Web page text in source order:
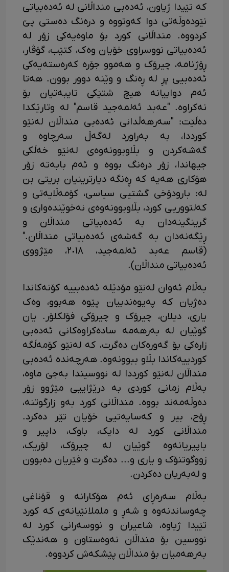
کە تێیدا ژیاون، ئەدەبی منداڵانی لە ئەدەبیاتی
نێودەوڵەتی دوا کەوتووە و درەنگ دەستی پێ
کردووە. منداڵانی کورد بۆ ماوەیەکی زۆر لە
ئەدەبیاتی نووسراوی خۆیان وەک، کتێب، گۆڤار،
ڕۆژنامە، چیرۆک و هەموو جۆرە کەرەستەیەکی
ئەدەبیی پڕ لە ڕەنگ و وێنە دوور بوون. هەتا
ئەم دواییانە هیچ شتێکی تایبەتیان بۆ
نەکراوە. "عەبد ئەلمەجید قاسم" لە وتارێکدا
دەڵێت: "سەرهەڵدانی ئەدەبی منداڵان لەنێو
کورددا، بە بەراورد لەگەڵ سەرچاوە و
گەشەکردن و بڵاوبوونەوەی لەنێو خەڵکی
جیهاندا، زۆر درەنگ بووە و ئەم بابەتە زۆر
هۆکاری هەیە کە ڕەنگە دیارترینیان بریتی بن
لە: بارودۆخی گشتیی سیاسی، کۆمەڵایەتی و
کەلتووریی کورد، بڵاوبوونەوەی نەخوێندەواری و
گرینگینەدان بە ئەدەبیاتی منداڵان و
ڕێگەنەدان بە گەشەی ئەدەبیاتی منداڵان."
(قاسم عەبد ئەلمەجید، ٢٠١٨، مێژووی
ئەدەبیاتی منداڵان).
بەڵام ئەوان لەنێو مۆدێلە ئەدەبییە کۆنەکاندا
دەژیان کە پەیوەندییان پێوە هەبوو، وەک
یاری، دیلان، چیرۆک و چیرۆکی فۆلکلۆر. یان
گوێیان لە بەرهەمە سادەکراوەکانی ئەدەبی
زارەکی بۆ گەورەکان دەگرت، کە لەنێو کۆمەڵگە
کوردییەکاندا بڵاو ببوونەوە. هەرچەندە ئەدەبی
منداڵان لەنێو کورددا لە نووسیندا بەجێ ماوە،
بەڵام زمانی کوردی بە درێژاییی مێژوو زۆر
دەوڵەمەند بووە. منداڵانی کورد بەو زارگوتنە،
ڕۆح، بیر و کەسایەتیی خۆیان تێر دەکرد.
منداڵانی کورد لە دایک، باوک، داپیر و
باپیریانەوە گوێیان لە چیرۆک، لۆریک،
زووگوتنۆک و یاری و... دەگرت و فێریان دەبوون
و لەبەریان دەکردن.
بەڵام سەرەڕای ئەم هۆکارانە و قۆناغی
چەوساندنەوە و شەڕ و ململانێیانەی کە کورد
تێیدا ژیاوە، شاعیران و نووسەرانی کورد لە
نووسین بۆ منداڵان نەوەستاون و هەندێک
بەرهەمیان بۆ منداڵان پێشکەش کردووە.